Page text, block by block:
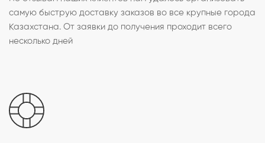
самую быструю доставку заказов во все крупные города
Казахстана. От заявки до получения проходит всего
несколько дней